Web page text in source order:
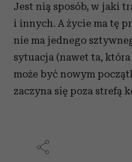
Jest nią sposób, w jaki
i innych. A życie ma tę
nie ma jednego
sytuacja (nawet ta,
może być nowym
zaczyna się poza strefą